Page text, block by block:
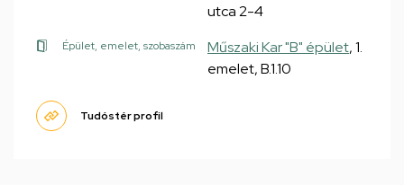
utca 2-4
Épület, emelet, szobaszám Műszaki Kar "B" épület, 1.
emelet, B.1.10
Tudóstér profil